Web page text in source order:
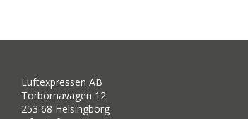
Luftexpressen AB
Torbornavägen 12
253 68 Helsingborg